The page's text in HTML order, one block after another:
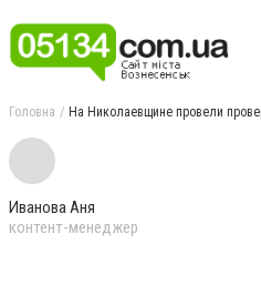
Головна На Николаевщине провели
Иванова Аня
контент-менеджер